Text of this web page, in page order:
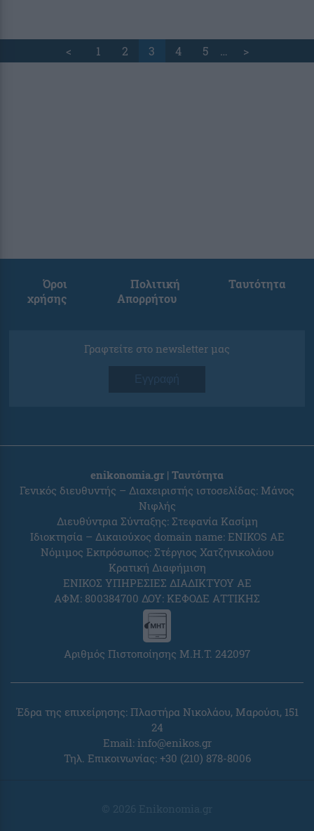
< 1 2 3 4 5 … >
Όροι
χρήσης
Πολιτική
Απορρήτου
Ταυτότητα
Γραφτείτε στο newsletter μας
Εγγραφή
enikonomia.gr | Ταυτότητα
Γενικός διευθυντής – Διαχειριστής ιστοσελίδας: Μάνος
Νιφλής
Διευθύντρια Σύνταξης: Στεφανία Κασίμη
Ιδιοκτησία – Δικαιούχος domain name: ENIKOS AE
Νόμιμος Εκπρόσωπος: Στέργιος Χατζηνικολάου
Κρατική Διαφήμιση
ΕΝΙΚΟΣ ΥΠΗΡΕΣΙΕΣ ΔΙΑΔΙΚΤΥΟΥ ΑΕ
ΑΦΜ: 800384700 ΔΟΥ: ΚΕΦΟΔΕ ΑΤΤΙΚΗΣ
Αριθμός Πιστοποίησης Μ.Η.Τ. 242097
Έδρα της επιχείρησης: Πλαστήρα Νικολάου, Μαρούσι, 151
24
Email: info@enikos.gr
Τηλ. Επικοινωνίας: +30 (210) 878-8006